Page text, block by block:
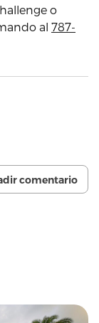
o
al 787-
comentario